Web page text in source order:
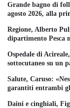
Grande bagno di
agosto 2026, alla
Regione, Alberto
dipartimento Pesca
Ospedale di
sottocutaneo su un
Salute, Caruso:
garantiti entrambi
Daini e cinghiali,